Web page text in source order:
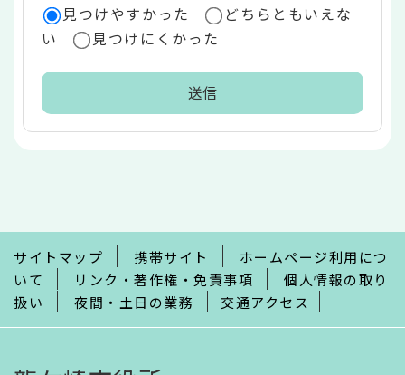
見つけやすかった
どちらともいえな
い
見つけにくかった
で
サイトマップ 携帯サイト
ホームページ利用につ
いて
リンク・著作権・免責事項
個人情報の取り
扱い
夜間・土日の業務 交通アクセス